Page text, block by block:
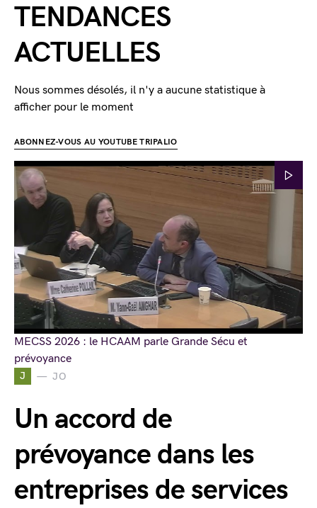
J JO
Un accord de
prévoyance dans les
entreprises de services
TENDANCES
ACTUELLES
Nous sommes désolés, il n'y a aucune statistique à
afficher pour le moment
ABONNEZ-VOUS AU YOUTUBE TRIPALIO
MECSS 2026 : le HCAAM parle Grande Sécu et
prévoyance